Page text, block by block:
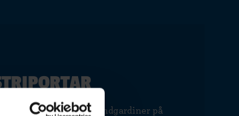
tolv lasthus och brandgardiner på